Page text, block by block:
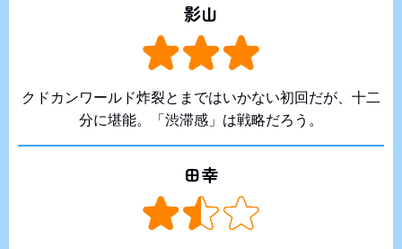
影山
クドカンワールド炸裂とまではいかない初回だが、十二
分に堪能。「渋滞感」は戦略だろう。
田幸